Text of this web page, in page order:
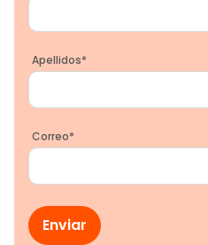
Apellidos*
Correo*